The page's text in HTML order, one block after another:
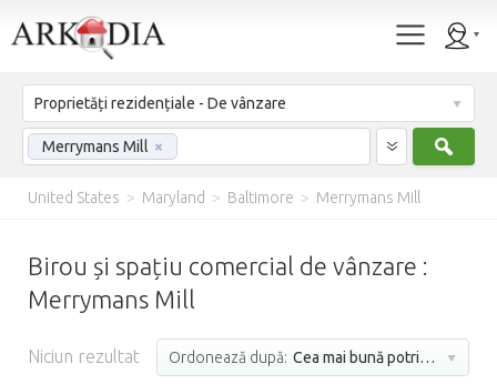
Proprietăți rezidențiale - De vânzare
Merrymans Mill ×
United States > Maryland > Baltimore > Merrymans Mill
Birou și spațiu comercial de vânzare :
Merrymans Mill
Niciun rezultat Ordonează după: Cea mai bună potrivire